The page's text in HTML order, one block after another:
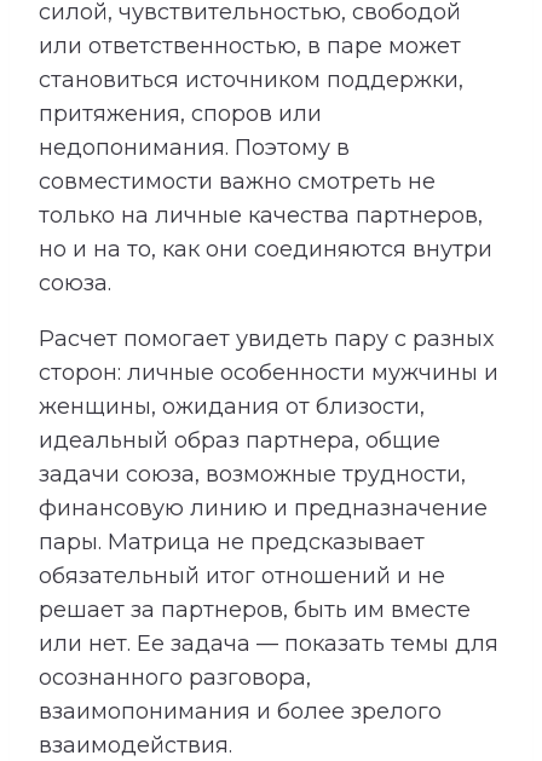
силой, чувствительностью, свободой
или ответственностью, в паре может
становиться источником поддержки,
притяжения, споров или
недопонимания. Поэтому в
совместимости важно смотреть не
только на личные качества партнеров,
но и на то, как они соединяются внутри
союза.
Расчет помогает увидеть пару с разных
сторон: личные особенности мужчины и
женщины, ожидания от близости,
идеальный образ партнера, общие
задачи союза, возможные трудности,
финансовую линию и предназначение
пары. Матрица не предсказывает
обязательный итог отношений и не
решает за партнеров, быть им вместе
или нет. Ее задача — показать темы для
осознанного разговора,
взаимопонимания и более зрелого
взаимодействия.